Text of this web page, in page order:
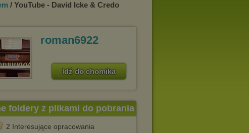
/ YouTube - David Icke & Credo
roman6922
Idź do chomika
foldery z plikami do pobrania
2 Interesujące opracowania